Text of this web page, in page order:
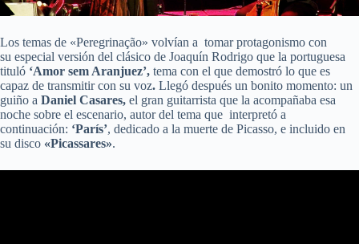
Los temas de «Peregrinação» volvían a tomar protagonismo con
su especial versión del clásico de Joaquín Rodrigo que la portuguesa
tituló ‘Amor sem Aranjuez’, tema con el que demostró lo que es
capaz de transmitir con su voz. Llegó después un bonito momento: un
guiño a Daniel Casares, el gran guitarrista que la acompañaba esa
noche sobre el escenario, autor del tema que interpretó a
continuación: ‘París’, dedicado a la muerte de Picasso, e incluido en
su disco «Picassares».